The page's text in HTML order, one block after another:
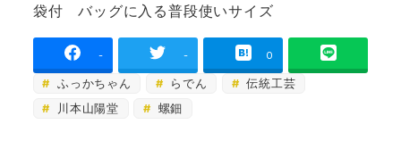
袋付 バッグに入る普段使いサイズ
- - 0
ふっかちゃん らでん
伝統工芸
川本山陽堂
螺鈿